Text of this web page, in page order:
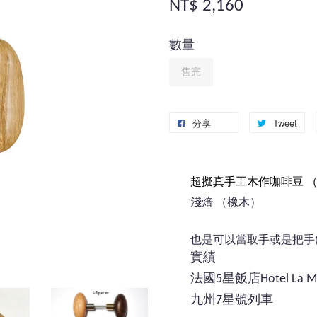
NT$ 2,160
數量
售完
分享 Tweet
超擬真手工木作咖啡豆
淺焙 （橡木）
也是可以當取手或是把
實績
法國5星飯店Hotel La
九州7星號列車